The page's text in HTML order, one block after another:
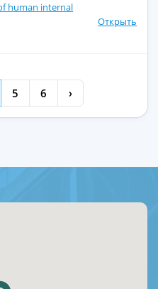
human internal
Открыть
5 6 ›